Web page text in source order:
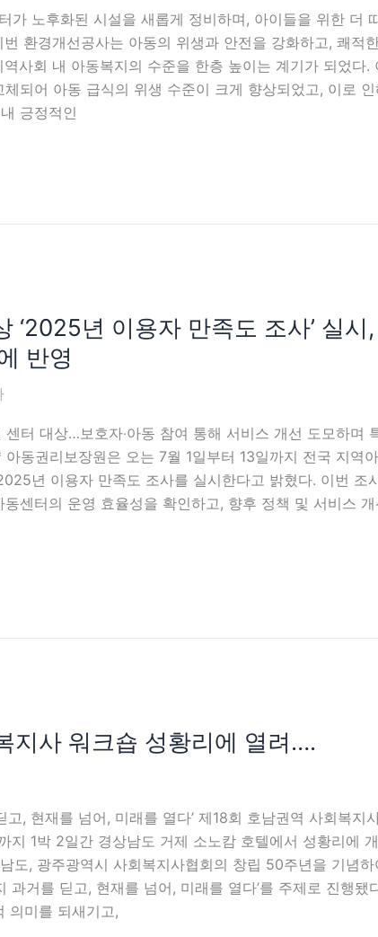
가 노후화된 시설을 새롭게 정비하며, 아이들을 위한 더
환경개선공사는 아동의 위생과 안전을 강화하고, 쾌적
사회 내 아동복지의 수준을 한층 높이는 계기가 되었다.
되어 아동 급식의 위생 수준이 크게 향상되었고, 이로
긍정적인
‘2025년 이용자 만족도 조사’ 실시
반영
터 대상…보호자‧아동 참여 통해 서비스 개선 도모하며
동권리보장원은 오는 7월 1일부터 13일까지 전국 지역
년 이용자 만족도 조사를 실시한다고 밝혔다. 이번 조
센터의 운영 효율성을 확인하고, 향후 정책 및 서비스 개
지사 워크숍 성황리에 열려….
, 현재를 넘어, 미래를 열다’ 제18회 호남권역 사회복지
1박 2일간 경상남도 거제 소노캄 호텔에서 성황리에
도, 광주광역시 사회복지사협회의 창립 50주년을 기념하
과거를 딛고, 현재를 넘어, 미래를 열다’를 주제로 진행됐
의미를 되새기고,